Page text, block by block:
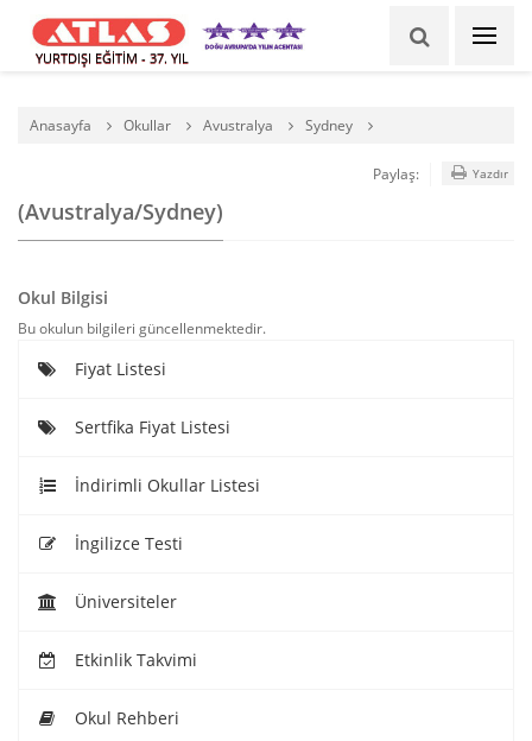
YURTDIŞI EĞİTİM - 37. YIL
Anasayfa Okullar Avustralya Sydney
(Avustralya/Sydney)
Paylaş: Yazdır
Okul Bilgisi
Bu okulun bilgileri güncellenmektedir.
Fiyat Listesi
Sertfika Fiyat Listesi
İndirimli Okullar Listesi
İngilizce Testi
Üniversiteler
Etkinlik Takvimi
Okul Rehberi